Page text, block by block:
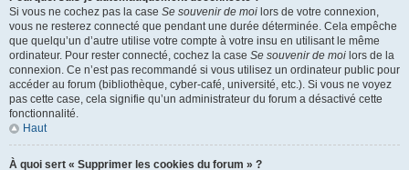
Si vous ne cochez pas la case Se souvenir de moi lors de votre connexion,
vous ne resterez connecté que pendant une durée déterminée. Cela empêche
que quelqu’un d’autre utilise votre compte à votre insu en utilisant le même
ordinateur. Pour rester connecté, cochez la case Se souvenir de moi lors de la
connexion. Ce n’est pas recommandé si vous utilisez un ordinateur public pour
accéder au forum (bibliothèque, cyber-café, université, etc.). Si vous ne voyez
pas cette case, cela signifie qu’un administrateur du forum a désactivé cette
fonctionnalité.
Haut
À quoi sert « Supprimer les cookies du forum » ?